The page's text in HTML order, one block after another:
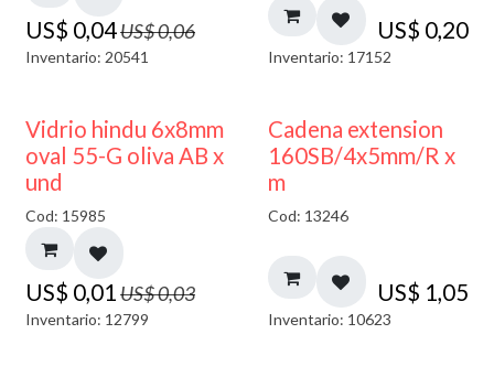
US$ 0,04US$0,06
Inventario: 20541
US$ 0,20
Inventario: 17152
50% DESCUENTO
Vidrio hindu 6x8mm
oval 55-G oliva AB x
und
Cod: 15985
US$ 0,01 US$0,03
Inventario: 12799
Cadena extension
160SB/4x5mm/R x
m
Cod: 13246
US$ 1,05
Inventario: 10623